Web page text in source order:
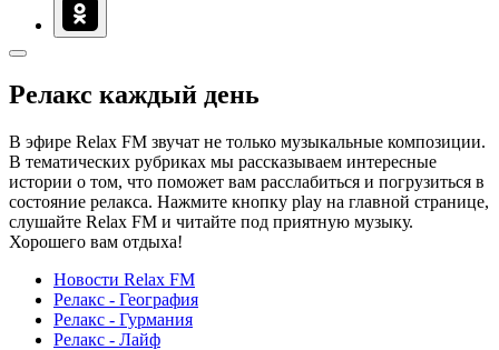
Релакс каждый день
В эфире Relax FM звучат не только музыкальные композиции.
В тематических рубриках мы рассказываем интересные
истории о том, что поможет вам расслабиться и погрузиться в
состояние релакса. Нажмите кнопку play на главной странице,
слушайте Relax FM и читайте под приятную музыку.
Хорошего вам отдыха!
Новости Relax FM
Релакс - География
Релакс - Гурмания
Релакс - Лайф